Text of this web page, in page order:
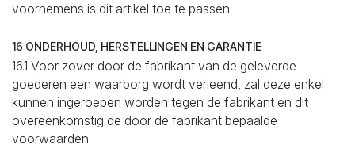
voornemens is dit artikel toe te passen.
16 ONDERHOUD, HERSTELLINGEN EN GARANTIE
16.1 Voor zover door de fabrikant van de geleverde
goederen een waarborg wordt verleend, zal deze enkel
kunnen ingeroepen worden tegen de fabrikant en dit
overeenkomstig de door de fabrikant bepaalde
voorwaarden.